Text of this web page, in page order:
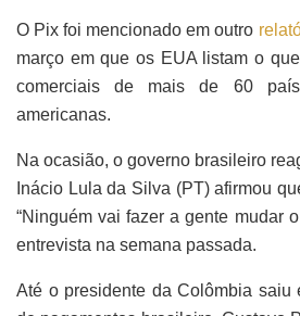
O Pix foi mencionado em outro
março em que os EUA listam o
comerciais de mais de 60
americanas.
Na ocasião, o governo brasileiro
Inácio Lula da Silva (PT) afirmou
“Ninguém vai fazer a gente mudar
entrevista na semana passada.
Até o presidente da Colômbia saiu